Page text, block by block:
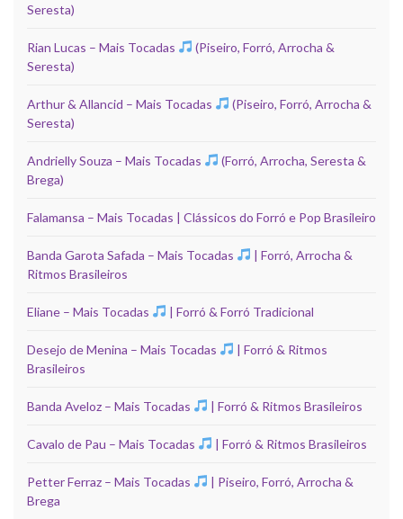
Seresta)
Rian Lucas – Mais Tocadas
(Piseiro, Forró, Arrocha &
Seresta)
Arthur & Allancid – Mais Tocadas
(Piseiro, Forró, Arrocha &
Seresta)
Andrielly Souza – Mais Tocadas
(Forró, Arrocha, Seresta &
Brega)
Falamansa – Mais Tocadas | Clássicos do Forró e Pop Brasileiro
Banda Garota Safada – Mais Tocadas
| Forró, Arrocha &
Ritmos Brasileiros
Eliane – Mais Tocadas | Forró & Forró Tradicional
Desejo de Menina – Mais Tocadas
| Forró & Ritmos
Brasileiros
Banda Aveloz – Mais Tocadas | Forró & Ritmos Brasileiros
Cavalo de Pau – Mais Tocadas | Forró & Ritmos Brasileiros
Petter Ferraz – Mais Tocadas
| Piseiro, Forró, Arrocha &
Brega